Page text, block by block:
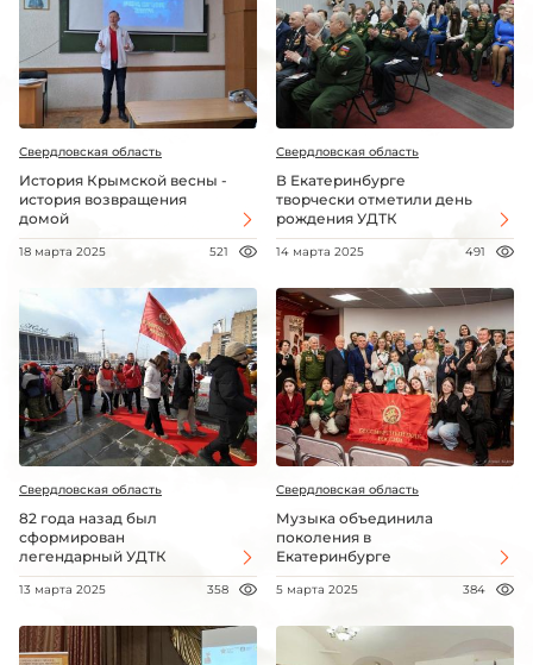
Свердловская область
История Крымской весны -
история возвращения
домой
18 марта 2025 521
Свердловская область
В Екатеринбурге
творчески отметили день
рождения УДТК
14 марта 2025 491
Свердловская область
82 года назад был
сформирован
легендарный УДТК
13 марта 2025 358
Свердловская область
Музыка объединила
поколения в
Екатеринбурге
5 марта 2025 384